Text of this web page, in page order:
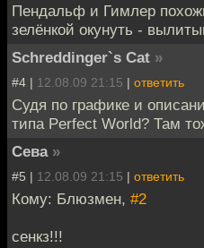
Пендальф и Гимлер
зелёнкой окунуть -
Schreddinger`s Cat »
#4 | 12.08.09 21:15 | ответить
Судя по графике и
типа Perfect World? Там
Сева »
#5 | 12.08.09 21:15 | ответить
Кому: Блюзмен, #2
сенкз!!!